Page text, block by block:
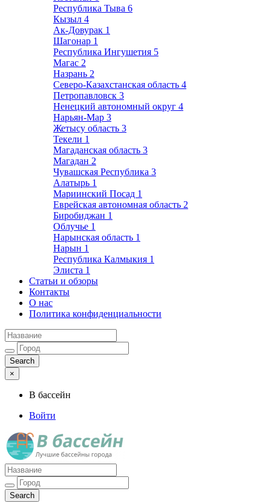
Республика Тыва 6
Кызыл 4
Ак-Довурак 1
Шагонар 1
Республика Ингушетия 5
Магас 2
Назрань 2
Северо-Казахстанская область 4
Петропавловск 3
Ненецкий автономный округ 4
Нарьян-Мар 3
Жетысу область 3
Текели 1
Магаданская область 3
Магадан 2
Чувашская Республика 3
Алатырь 1
Мариинский Посад 1
Еврейская автономная область 2
Биробиджан 1
Облучье 1
Нарынская область 1
Нарын 1
Республика Калмыкия 1
Элиста 1
Статьи и обзоры
Контакты
О нас
Политика конфиденциальности
×
В бассейн
Войти
Лучшие бассейны города